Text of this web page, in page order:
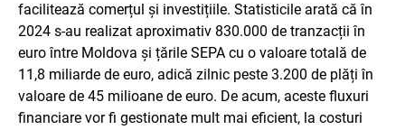
facilitează comerțul și investițiile. Statisticile arată că în
2024 s-au realizat aproximativ 830.000 de tranzacții în
euro între Moldova și țările SEPA cu o valoare totală de
11,8 miliarde de euro, adică zilnic peste 3.200 de plăți în
valoare de 45 milioane de euro. De acum, aceste fluxuri
financiare vor fi gestionate mult mai eficient, la costuri